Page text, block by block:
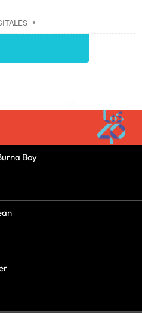
•
INTERNET•
COMUNICACIONES•
Boy